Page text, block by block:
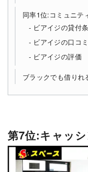
同率1位:コミュニテ
ビアイジの貸付
ビアイジの口コミ
ビアイジの評価
ブラックでも借り
第7位:キャッ